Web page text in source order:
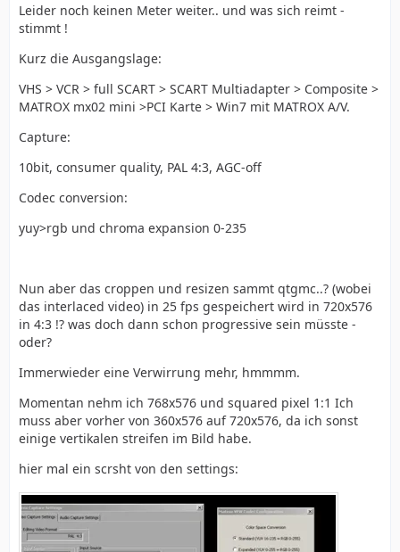
Leider noch keinen Meter weiter.. und was sich reimt -
stimmt !
Kurz die Ausgangslage:
VHS > VCR > full SCART > SCART Multiadapter > Composite >
MATROX mx02 mini >PCI Karte > Win7 mit MATROX A/V.
Capture:
10bit, consumer quality, PAL 4:3, AGC-off
Codec conversion:
yuy>rgb und chroma expansion 0-235
Nun aber das croppen und resizen sammt qtgmc..? (wobei
das interlaced video) in 25 fps gespeichert wird in 720x576
in 4:3 !? was doch dann schon progressive sein müsste -
oder?
Immerwieder eine Verwirrung mehr, hmmmm.
Momentan nehm ich 768x576 und squared pixel 1:1 Ich
muss aber vorher von 360x576 auf 720x576, da ich sonst
einige vertikalen streifen im Bild habe.
hier mal ein scrsht von den settings: